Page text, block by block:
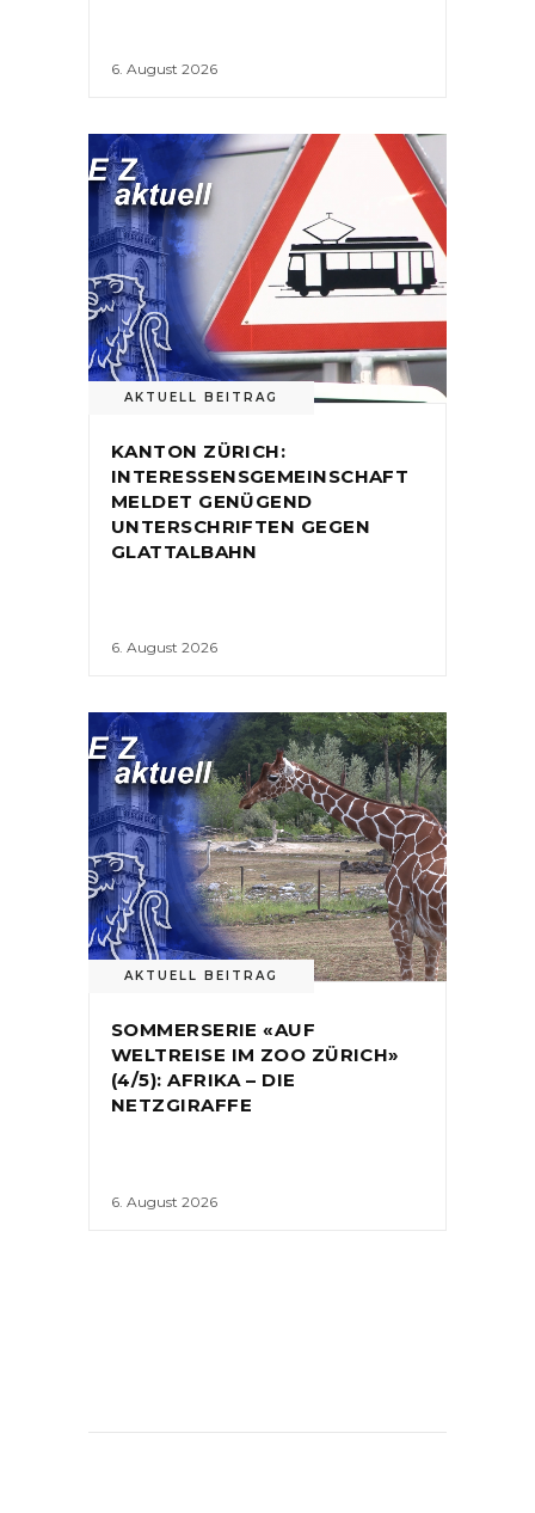
6. August 2026
AKTUELL BEITRAG
KANTON ZÜRICH:
INTERESSENSGEMEINSCHAFT
MELDET GENÜGEND
UNTERSCHRIFTEN GEGEN
GLATTALBAHN
6. August 2026
AKTUELL BEITRAG
SOMMERSERIE «AUF
WELTREISE IM ZOO ZÜRICH»
(4/5): AFRIKA – DIE
NETZGIRAFFE
6. August 2026